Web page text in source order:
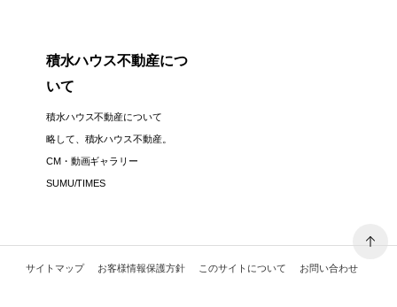
積水ハウス不動産につ
いて
積水ハウス不動産について
略して、積水ハウス不動産。
CM・動画ギャラリー
SUMU/TIMES
サイトマップ お客様情報保護方針 このサイトについて お問い合わせ